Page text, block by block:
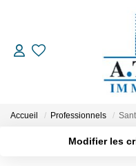
Accueil Professionnels
Modifier les